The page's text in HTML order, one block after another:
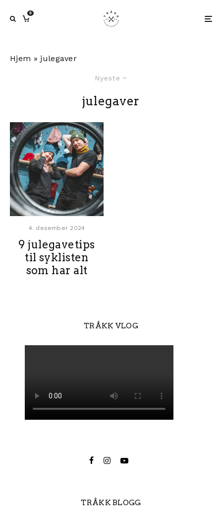
0
Hjem » julegaver
Nyeste
julegaver
4. desember 2024
9 julegavetips
til syklisten
som har alt
TRÅKK VLOG
TRÅKK BLOGG